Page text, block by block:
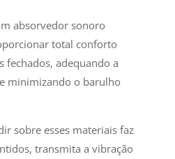
absorvedor sonoro
total conforto
fechados, adequando a
minimizando o barulho
sobre esses materiais faz
transmita a vibração